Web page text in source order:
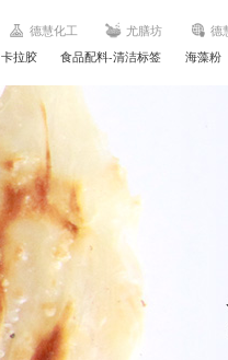
德慧化工 尤膳坊 德
卡拉胶 食品配料-清洁标签 海藻粉